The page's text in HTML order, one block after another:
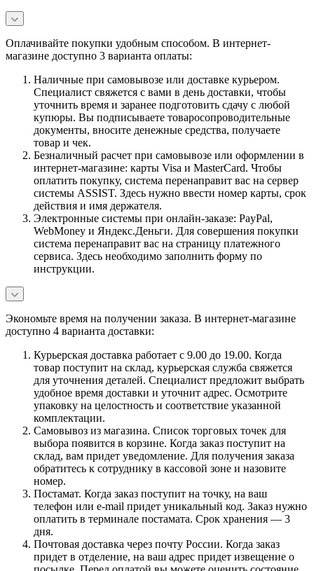
Оплачивайте покупки удобным способом. В интернет-
магазине доступно 3 варианта оплаты:
Наличные при самовывозе или доставке курьером.
Специалист свяжется с вами в день доставки, чтобы
уточнить время и заранее подготовить сдачу с любой
купюры. Вы подписываете товаросопроводительные
документы, вносите денежные средства, получаете
товар и чек.
Безналичный расчет при самовывозе или оформлении в
интернет-магазине: карты Visa и MasterCard. Чтобы
оплатить покупку, система перенаправит вас на сервер
системы ASSIST. Здесь нужно ввести номер карты, срок
действия и имя держателя.
Электронные системы при онлайн-заказе: PayPal,
WebMoney и Яндекс.Деньги. Для совершения покупки
система перенаправит вас на страницу платежного
сервиса. Здесь необходимо заполнить форму по
инструкции.
Экономьте время на получении заказа. В интернет-магазине
доступно 4 варианта доставки:
Курьерская доставка работает с 9.00 до 19.00. Когда
товар поступит на склад, курьерская служба свяжется
для уточнения деталей. Специалист предложит выбрать
удобное время доставки и уточнит адрес. Осмотрите
упаковку на целостность и соответствие указанной
комплектации.
Самовывоз из магазина. Список торговых точек для
выбора появится в корзине. Когда заказ поступит на
склад, вам придет уведомление. Для получения заказа
обратитесь к сотруднику в кассовой зоне и назовите
номер.
Постамат. Когда заказ поступит на точку, на ваш
телефон или e-mail придет уникальный код. Заказ нужно
оплатить в терминале постамата. Срок хранения — 3
дня.
Почтовая доставка через почту России. Когда заказ
придет в отделение, на ваш адрес придет извещение о